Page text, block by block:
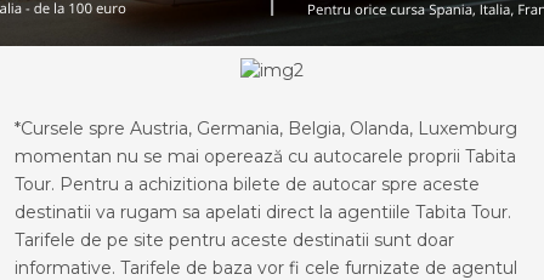
*Cursele spre Austria, Germania, Belgia, Olanda, Luxemburg
momentan nu se mai operează cu autocarele proprii Tabita
Tour. Pentru a achizitiona bilete de autocar spre aceste
destinatii va rugam sa apelati direct la agentiile Tabita Tour.
Tarifele de pe site pentru aceste destinatii sunt doar
informative. Tarifele de baza vor fi cele furnizate de agentul